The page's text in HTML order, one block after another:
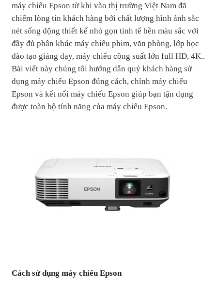
máy chiếu Epson từ khi vào thị trường Việt Nam đã
chiếm lòng tin khách hàng bởi chất lượng hình ảnh sắc
nét sống động thiết kế nhỏ gọn tinh tế bền màu sắc với
đầy đủ phân khúc máy chiếu phim, văn phòng, lớp học
đào tạo giảng dạy, máy chiếu công suất lớn full HD, 4K..
Bài viết này chúng tôi hướng dẫn quý khách hàng sử
dụng máy chiếu Epson đúng cách, chỉnh máy chiếu
Epson và kết nối máy chiếu Epson giúp bạn tận dụng
được toàn bộ tính năng của máy chiếu Epson.
Cách sử dụng máy chiếu Epson